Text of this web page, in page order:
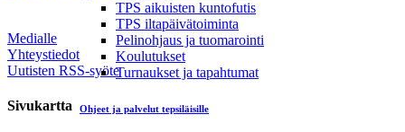
TPS aikuisten kuntofutis
TPS iltapäivätoiminta
Pelinohjaus ja tuomarointi
Koulutukset
Turnaukset ja tapahtumat
Ohjeet ja palvelut tepsiläisille
Medialle
Yhteystiedot
Uutisten RSS-syöte
Sivukartta